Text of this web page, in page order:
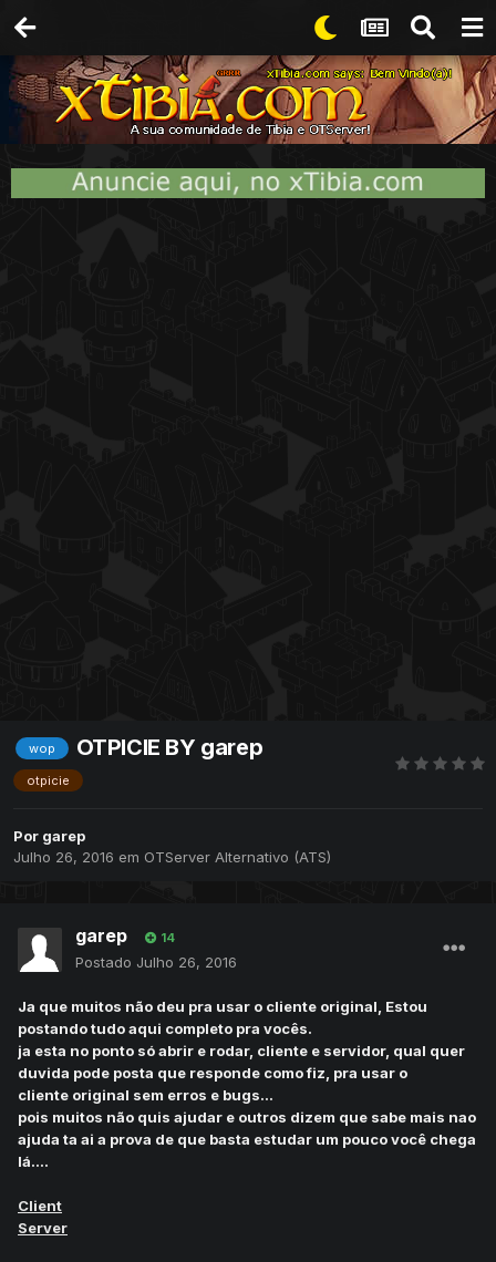
wop OTPICIE BY garep
otpicie
Por garep
Julho 26, 2016 em OTServer Alternativo (ATS)
garep 14
Postado Julho 26, 2016
Ja que muitos não deu pra usar o cliente original, Estou
postando tudo aqui completo pra vocês.
ja esta no ponto só abrir e rodar, cliente e servidor, qual quer
duvida pode posta que responde como fiz, pra usar o
cliente original sem erros e bugs...
pois muitos não quis ajudar e outros dizem que sabe mais nao
ajuda ta ai a prova de que basta estudar um pouco você chega
lá....
Client
Server